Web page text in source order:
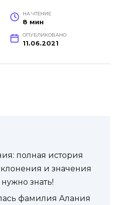
НА ЧТЕНИЕ
8 мин
ОПУБЛИКОВАНО
11.06.2021
полная история
и значения
знать!
фамилия Алания